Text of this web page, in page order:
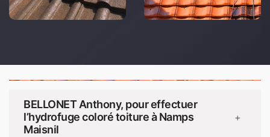
BELLONET Anthony, pour effectuer
l’hydrofuge coloré toiture à Namps
Maisnil
+